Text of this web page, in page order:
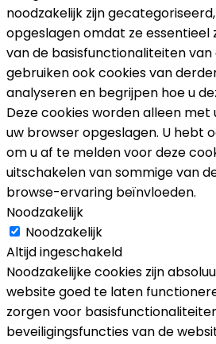
noodzakelijk zijn
opgeslagen omdat ze essentieel
van de basisfunctionaliteiten van
gebruiken ook cookies van
analyseren en begrijpen hoe u
Deze cookies worden alleen
uw browser opgeslagen. U hebt
om u af te melden voor deze
uitschakelen van sommige van
browse-ervaring beïnvloeden.
Noodzakelijk
Noodzakelijk
Altijd ingeschakeld
Noodzakelijke cookies zijn
website goed te laten
zorgen voor
beveiligingsfuncties van de